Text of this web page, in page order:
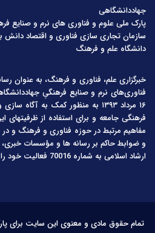
جهاددانشگاهی
پارک ملی علوم و فناوری های نرم و صنایع
سازمان تجاری سازی فناوری و اقتصاد دانش
دانشگاه علم و فرهنگ
خبرگزاری علم، فناوری و فرهنگ، به عنوان
فناوری‌های نرم و صنایع فرهنگیِ
۱۶ مرداد ۱۳۹۳ به منظور کمک به
فرهنگی جامعه و برای استفاده از
مفاهیم مرتبط در حوزه فناوری و فرهنگ و
و ضوابط حاکم بر رسانه ها و مؤسسات
ارشاد اسلامی به شماره 70016 فعالیت خود را آغاز کرده است.
تمام حقوق مادی و معنوی این سایت برای